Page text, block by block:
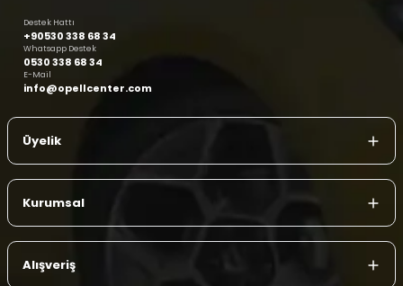
Destek Hattı
+90530 338 68 34
Whatsapp Destek
0530 338 68 34
E-Mail
info@opellcenter.com
Üyelik
Kurumsal
Alışveriş